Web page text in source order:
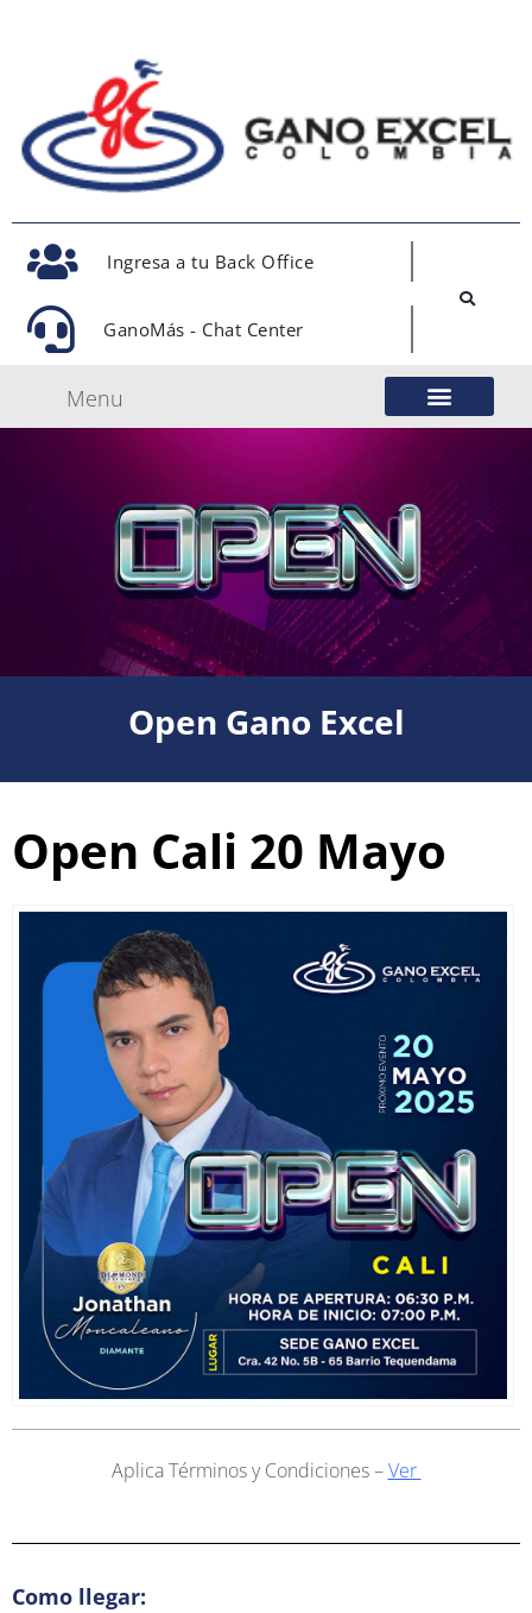
Ingresa a tu Back Office
GanoMás - Chat Center
Menu
Open Gano Excel
Open Cali 20 Mayo
Aplica Términos y Condiciones –Ver
Como llegar: